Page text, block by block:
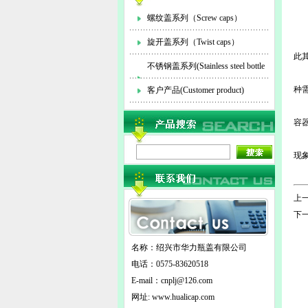
螺纹盖系列（Screw caps）
旋开盖系列（Twist caps）
不锈钢盖系列(Stainless steel bottle
cap)
客户产品(Customer product)
名称：绍兴市华力瓶盖有限公司
电话：0575-83620518
E-mail： cnplj@126.com
网址: www.hualicap.com
此
种
容
现
上
下